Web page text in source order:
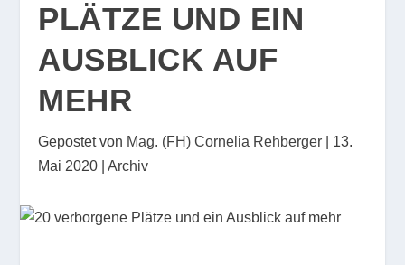
PLÄTZE UND EIN
AUSBLICK AUF
MEHR
Gepostet von Mag. (FH) Cornelia Rehberger
13.
Mai 2020 |Archiv